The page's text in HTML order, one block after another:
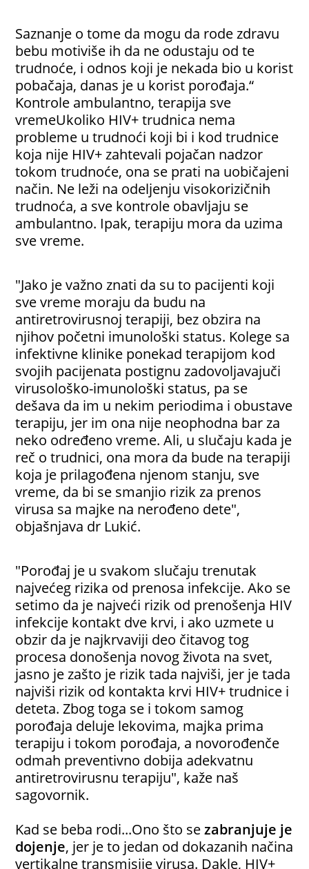
Saznanje o tome da mogu da rode zdravu
bebu motiviše ih da ne odustaju od te
trudnoće, i odnos koji je nekada bio u korist
pobačaja, danas je u korist porođaja.“
Kontrole ambulantno, terapija sve
vremeUkoliko HIV+ trudnica nema
probleme u trudnoći koji bi i kod trudnice
koja nije HIV+ zahtevali pojačan nadzor
tokom trudnoće, ona se prati na uobičajeni
način. Ne leži na odeljenju visokorizičnih
trudnoća, a sve kontrole obavljaju se
ambulantno. Ipak, terapiju mora da uzima
sve vreme.
"Jako je važno znati da su to pacijenti koji
sve vreme moraju da budu na
antiretrovirusnoj terapiji, bez obzira na
njihov početni imunološki status. Kolege sa
infektivne klinike ponekad terapijom kod
svojih pacijenata postignu zadovoljavajuči
virusološko-imunološki status, pa se
dešava da im u nekim periodima i obustave
terapiju, jer im ona nije neophodna bar za
neko određeno vreme. Ali, u slučaju kada je
reč o trudnici, ona mora da bude na terapiji
koja je prilagođena njenom stanju, sve
vreme, da bi se smanjio rizik za prenos
virusa sa majke na nerođeno dete",
objašnjava dr Lukić.
"Porođaj je u svakom slučaju trenutak
najvećeg rizika od prenosa infekcije. Ako se
setimo da je najveći rizik od prenošenja HIV
infekcije kontakt dve krvi, i ako uzmete u
obzir da je najkrvaviji deo čitavog tog
procesa donošenja novog života na svet,
jasno je zašto je rizik tada najviši, jer je tada
najviši rizik od kontakta krvi HIV+ trudnice i
deteta. Zbog toga se i tokom samog
porođaja deluje lekovima, majka prima
terapiju i tokom porođaja, a novorođenče
odmah preventivno dobija adekvatnu
antiretrovirusnu terapiju", kaže naš
sagovornik.
Kad se beba rodi...Ono što sezabranjuje je
dojenje, jer je to jedan od dokazanih načina
vertikalne transmisije virusa. Dakle, HIV+